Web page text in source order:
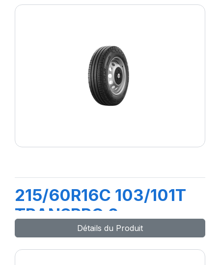
215/60R16C 103/101T
TRANSPRO 2
Détails du Produit